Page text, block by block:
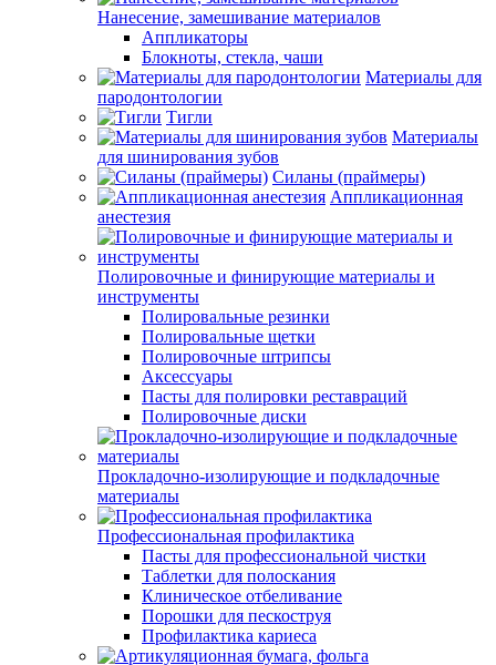
Нанесение, замешивание материалов
Аппликаторы
Блокноты, стекла, чаши
Материалы для
пародонтологии
Тигли
Материалы
для шинирования зубов
Силаны (праймеры)
Аппликационная
анестезия
Полировочные и финирующие материалы и
инструменты
Полировальные резинки
Полировальные щетки
Полировочные штрипсы
Аксессуары
Пасты для полировки реставраций
Полировочные диски
Прокладочно-изолирующие и подкладочные
материалы
Профессиональная профилактика
Пасты для профессиональной чистки
Таблетки для полоскания
Клиническое отбеливание
Порошки для пескоструя
Профилактика кариеса